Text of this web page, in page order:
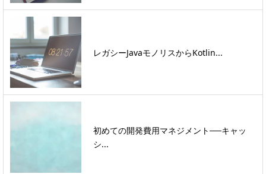
レガシーJavaモノリスからKotlin...
初めての開発費用マネジメント──キャッ
シ...